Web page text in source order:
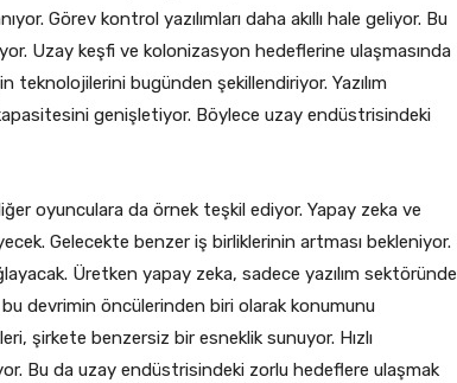
Görev kontrol yazılımları daha akıllı hale geliyor. Bu
Uzay keşfi ve kolonizasyon hedeflerine ulaşmasında
teknolojilerini bugünden şekillendiriyor. Yazılım
genişletiyor. Böylece uzay endüstrisindeki
oyunculara da örnek teşkil ediyor. Yapay zeka ve
Gelecekte benzer iş birliklerinin artması bekleniyor.
Üretken yapay zeka, sadece yazılım sektöründe
devrimin öncülerinden biri olarak konumunu
şirkete benzersiz bir esneklik sunuyor. Hızlı
Bu da uzay endüstrisindeki zorlu hedeflere ulaşmak